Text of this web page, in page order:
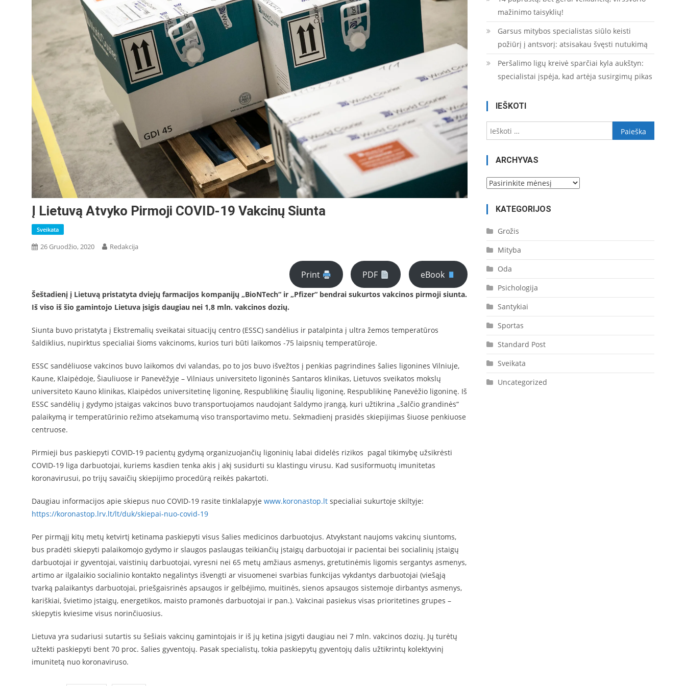
Į Lietuvą Atvyko Pirmoji COVID-19 Vakcinų Siunta
Sveikata
26 Gruodžio, 2020 Redakcija
Print PDF eBook
Šeštadienį į Lietuvą pristatyta dviejų farmacijos kompanijų „BioNTech“ ir „Pfizer“ bendrai sukurtos vakcinos pirmoji siunta.
Iš viso iš šio gamintojo Lietuva įsigis daugiau nei 1,8 mln. vakcinos dozių.
Siunta buvo pristatyta į Ekstremalių sveikatai situacijų centro (ESSC) sandėlius ir patalpinta į ultra žemos temperatūros
šaldiklius, nupirktus specialiai šioms vakcinoms, kurios turi būti laikomos -75 laipsnių temperatūroje.
ESSC sandėliuose vakcinos buvo laikomos dvi valandas, po to jos buvo išvežtos į penkias pagrindines šalies ligonines Vilniuje,
Kaune, Klaipėdoje, Šiauliuose ir Panevėžyje – Vilniaus universiteto ligoninės Santaros klinikas, Lietuvos sveikatos mokslų
universiteto Kauno klinikas, Klaipėdos universitetinę ligoninę, Respublikinę Šiaulių ligoninę, Respublikinę Panevėžio ligoninę. Iš
ESSC sandėlių į gydymo įstaigas vakcinos buvo transportuojamos naudojant šaldymo įrangą, kuri užtikrina „šalčio grandinės“
palaikymą ir temperatūrinio režimo atsekamumą viso transportavimo metu. Sekmadienį prasidės skiepijimas šiuose penkiuose
centruose.
Pirmieji bus paskiepyti COVID-19 pacientų gydymą organizuojančių ligoninių labai didelės rizikos pagal tikimybę užsikrėsti
COVID-19 liga darbuotojai, kuriems kasdien tenka akis į akį susidurti su klastingu virusu. Kad susiformuotų imunitetas
koronavirusui, po trijų savaičių skiepijimo procedūrą reikės pakartoti.
Daugiau informacijos apie skiepus nuo COVID-19 rasite tinklalapyje www.koronastop.lt specialiai sukurtoje skiltyje:
https://koronastop.lrv.lt/lt/duk/skiepai-nuo-covid-19
Per pirmąjį kitų metų ketvirtį ketinama paskiepyti visus šalies medicinos darbuotojus. Atvykstant naujoms vakcinų siuntoms,
bus pradėti skiepyti palaikomojo gydymo ir slaugos paslaugas teikiančių įstaigų darbuotojai ir pacientai bei socialinių įstaigų
darbuotojai ir gyventojai, vaistinių darbuotojai, vyresni nei 65 metų amžiaus asmenys, gretutinėmis ligomis sergantys asmenys,
artimo ar ilgalaikio socialinio kontakto negalintys išvengti ar visuomenei svarbias funkcijas vykdantys darbuotojai (viešąją
tvarką palaikantys darbuotojai, priešgaisrinės apsaugos ir gelbėjimo, muitinės, sienos apsaugos sistemoje dirbantys asmenys,
kariškiai, švietimo įstaigų, energetikos, maisto pramonės darbuotojai ir pan.). Vakcinai pasiekus visas prioritetines grupes –
skiepytis kviesime visus norinčiuosius.
Lietuva yra sudariusi sutartis su šešiais vakcinų gamintojais ir iš jų ketina įsigyti daugiau nei 7 mln. vakcinos dozių. Jų turėtų
užtekti paskiepyti bent 70 proc. šalies gyventojų. Pasak specialistų, tokia paskiepytų gyventojų dalis užtikrintų kolektyvinį
imunitetą nuo koronaviruso.
mažinimo taisyklių!
Garsus mitybos specialistas siūlo keisti
požiūrį į antsvorį: atsisakau švęsti nutukimą
Peršalimo ligų kreivė sparčiai kyla aukštyn:
specialistai įspėja, kad artėja susirgimų pikas
IEŠKOTI
Ieškoti:
ARCHYVAS
Archyvas
KATEGORIJOS
Grožis
Mityba
Oda
Psichologija
Santykiai
Sportas
Standard Post
Sveikata
Uncategorized